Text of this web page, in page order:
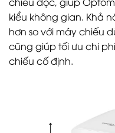
kiểu không gian. Khả
hơn so với máy chiếu
cũng giúp tối ưu chi
chiếu cố định.